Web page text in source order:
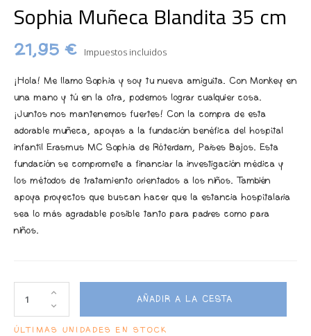
Sophia Muñeca Blandita 35 cm
21,95 € Impuestos incluidos
¡Hola! Me llamo Sophia y soy tu nueva amiguita. Con Monkey en
una mano y tú en la otra, podemos lograr cualquier cosa.
¡Juntos nos mantenemos fuertes! Con la compra de esta
adorable muñeca, apoyas a la fundación benéfica del hospital
infantil Erasmus MC Sophia de Róterdam, Países Bajos. Esta
fundación se compromete a financiar la investigación médica y
los métodos de tratamiento orientados a los niños. También
apoya proyectos que buscan hacer que la estancia hospitalaria
sea lo más agradable posible tanto para padres como para
niños.
AÑADIR A LA CESTA
ÚLTIMAS UNIDADES EN STOCK